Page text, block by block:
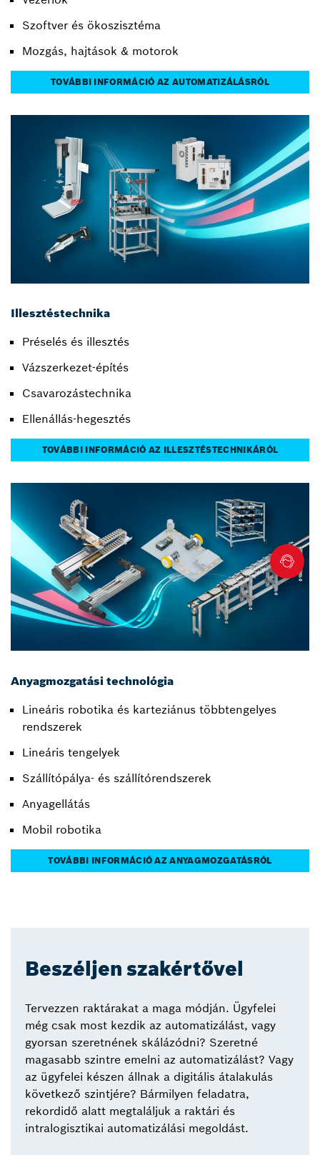
Szoftver és ökoszisztéma
Mozgás, hajtások & motorok
TOVÁBBI INFORMÁCIÓ AZ AUTOMATIZÁLÁSRÓL
Illesztéstechnika
Préselés és illesztés
Vázszerkezet-építés
Csavarozástechnika
Ellenállás-hegesztés
TOVÁBBI INFORMÁCIÓ AZ ILLESZTÉSTECHNIKÁRÓL
Anyagmozgatási technológia
Lineáris robotika és karteziánus többtengelyes
rendszerek
Lineáris tengelyek
Szállítópálya- és szállítórendszerek
Anyagellátás
Mobil robotika
TOVÁBBI INFORMÁCIÓ AZ ANYAGMOZGATÁSRÓL
Beszéljen szakértővel
Tervezzen raktárakat a maga módján. Ügyfelei
még csak most kezdik az automatizálást, vagy
gyorsan szeretnének skálázódni? Szeretné
magasabb szintre emelni az automatizálást? Vagy
az ügyfelei készen állnak a digitális átalakulás
következő szintjére? Bármilyen feladatra,
rekordidő alatt megtaláljuk a raktári és
intralogisztikai automatizálási megoldást.